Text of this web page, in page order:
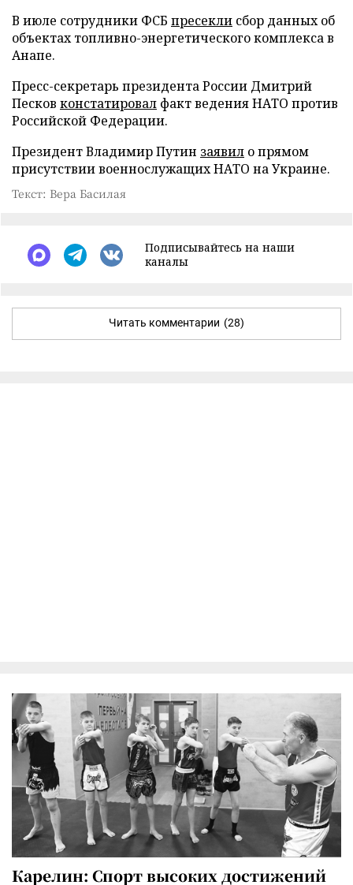
В июле сотрудники ФСБ пресекли сбор данных об
объектах топливно-энергетического комплекса в
Анапе.
Пресс-секретарь президента России Дмитрий
Песков констатировал факт ведения НАТО против
Российской Федерации.
Президент Владимир Путин заявил о прямом
присутствии военнослужащих НАТО на Украине.
Текст: Вера Басилая
Подписывайтесь на наши
каналы
Читать комментарии (28)
Карелин: Спорт высоких достижений